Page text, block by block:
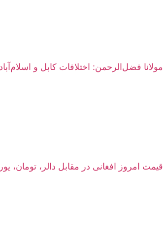
مولانا فضل‌الرحمن: اختلافات کابل و
قیمت امروز افغانی در مقابل دالر، تومان، یورو و کلدار امروز پنجشنبه